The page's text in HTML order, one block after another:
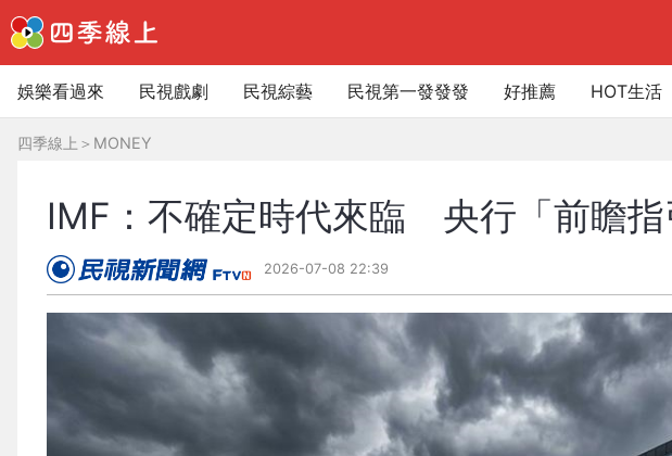
娛樂看過來 民視戲劇 民視綜藝 民視第一發發發 好推薦 HOT生活
四季線上 ＞ MONEY
IMF：不確定時代來臨 央行「前瞻指
2026-07-08 22:39